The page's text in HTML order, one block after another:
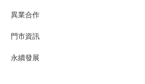
異業合作
門市資訊
永續發展